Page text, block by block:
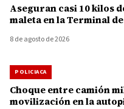
Aseguran casi 10 kilos
maleta en la Terminal
8 de agosto de 2026
POLICIACA
Choque entre camión
movilización en la